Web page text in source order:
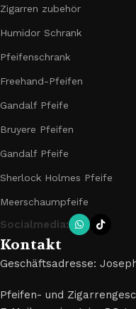
Zigarren zubehör
Humidor Schrank
Pfeifenschrank
Freehand-Pfeifen
Gandalf Pfeife
Bruyere Pfeifen
Gandalf Pfeife
Sherlock Holmes Pfeife
Meerschaumpfeife
Socialmedia:
Kontakt
Geschäftsadresse:
Pfeifen- und